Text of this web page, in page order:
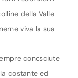
della Valle
viva la sua
conosciute
costante ed